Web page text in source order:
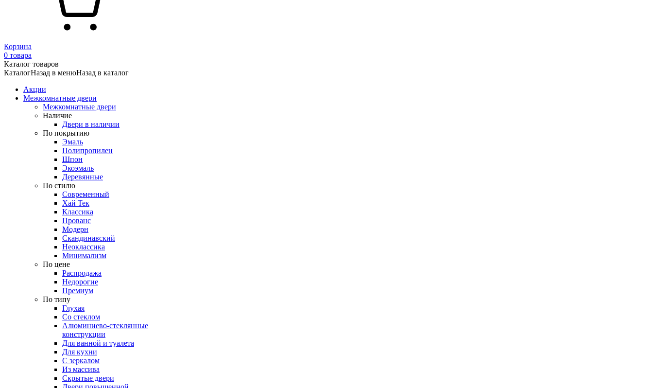
Корзина
0 товара
Каталог товаров
КаталогНазад в менюНазад в каталог
Акции
Межкомнатные двери
Межкомнатные двери
Наличие
Двери в наличии
По покрытию
Эмаль
Полипропилен
Шпон
Экоэмаль
Деревянные
По стилю
Современный
Хай Тек
Классика
Прованс
Модерн
Скандинавский
Неоклассика
Минимализм
По цене
Распродажа
Недорогие
Премиум
По типу
Глухая
Со стеклом
Алюминиево-стеклянные
конструкции
Для ванной и туалета
Для кухни
С зеркалом
Из массива
Скрытые двери